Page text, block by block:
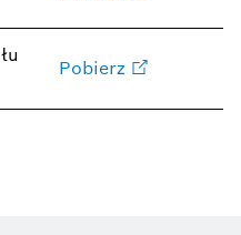
Pobierz